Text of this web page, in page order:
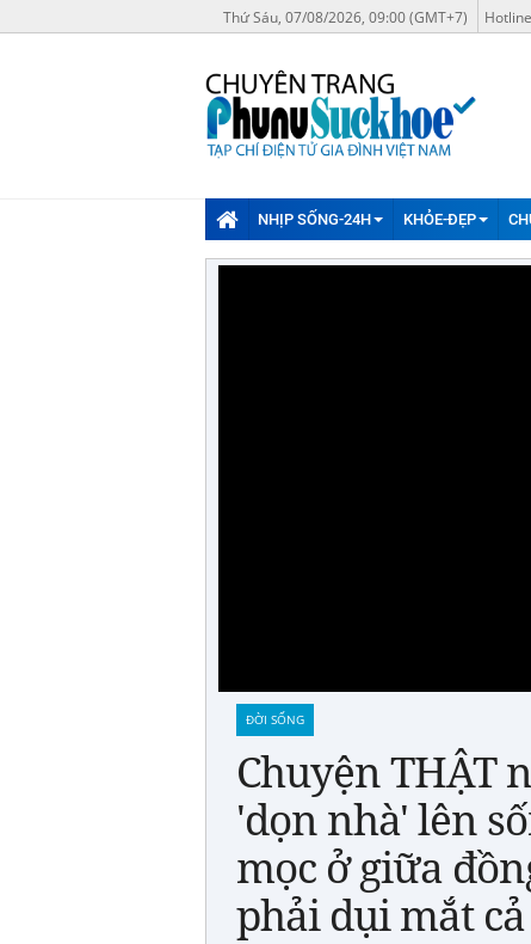
Thứ Sáu, 07/08/2026, 09:00 (GMT+7)
NHỊP SỐNG-24H KHỎE-ĐẸP
ĐỜI SỐNG
Chuyện THẬT
'dọn nhà' lên
mọc ở giữa
phải dụi mắt